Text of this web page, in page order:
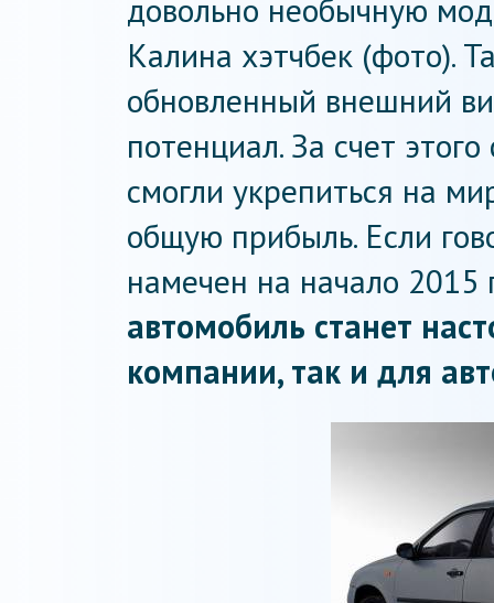
довольно необычную
Калина хэтчбек (фото).
обновленный внешний
потенциал. За счет
смогли укрепиться на
общую прибыль. Если
намечен на начало 2015
автомобиль станет
компании, так и для